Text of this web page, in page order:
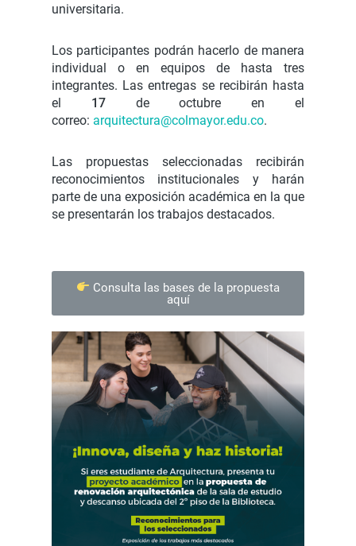
universitaria.
Los participantes podrán hacerlo de manera
individual o en equipos de hasta tres
integrantes. Las entregas se recibirán hasta
el 17de octubre en el
correo: arquitectura@colmayor.edu.co.
Las propuestas seleccionadas recibirán
reconocimientos institucionales y harán
parte de una exposición académica en la que
se presentarán los trabajos destacados.
Consulta las bases de la propuesta
aquí